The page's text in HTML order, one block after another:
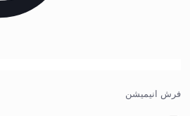
فرش انیمیشن